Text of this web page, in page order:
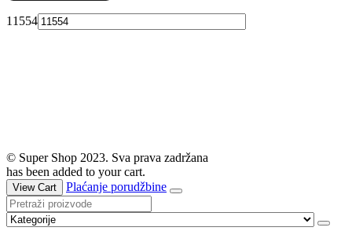
11554
© Super Shop 2023. Sva prava zadržana
has been added to your cart.
View Cart Plaćanje porudžbine